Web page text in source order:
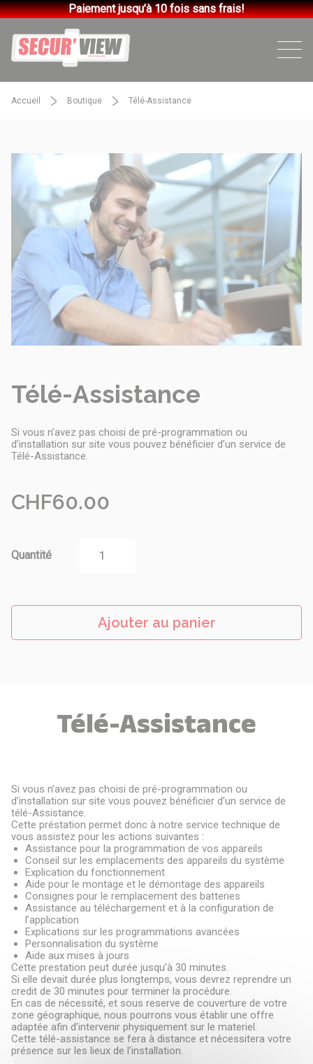
Paiement jusqu’à 10 fois sans frais!
Accueil Boutique Télé-Assistance
Télé-Assistance
Si vous n’avez pas choisi de pré-programmation ou
d’installation sur site vous pouvez bénéficier d’un service de
Télé-Assistance.
CHF60.00
Quantité
Ajouter au panier
Télé-Assistance
Si vous n’avez pas choisi de pré-programmation ou
d’installation sur site vous pouvez bénéficier d’un service de
télé-Assistance.
Cette préstation permet donc à notre service technique de
vous assistez pour les actions suivantes :
Assistance pour la programmation de vos appareils
Conseil sur les emplacements des appareils du système
Explication du fonctionnement
Aide pour le montage et le démontage des appareils
Consignes pour le remplacement des batteries
Assistance au téléchargement et à la configuration de
l’application
Explications sur les programmations avancées
Personnalisation du système
Aide aux mises à jours
Cette prestation peut durée jusqu’à 30 minutes.
Si elle devait durée plus longtemps, vous devrez reprendre un
credit de 30 minutes pour terminer la procédure.
En cas de nécessité, et sous reserve de couverture de votre
zone géographique, nous pourrons vous établir une offre
adaptée afin d’intervenir physiquement sur le materiel.
Cette télé-assistance se fera à distance et nécessitera votre
présence sur les lieux de l’installation.
Besoin d’être guidé ? On